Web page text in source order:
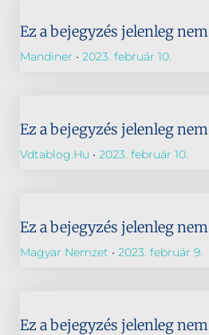
Ez a bejegyzés jelenleg
Mandiner 2023. február 10.
Ez a bejegyzés jelenleg
Vdtablog.hu 2023. február 10.
Ez a bejegyzés jelenleg
Magyar Nemzet 2023. február 9.
Ez a bejegyzés jelenleg